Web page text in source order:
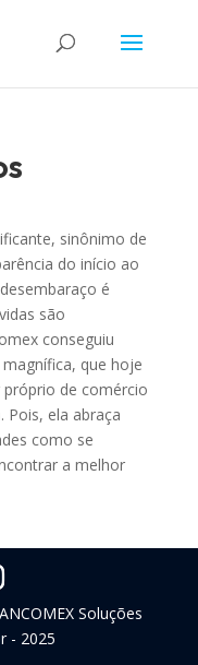
sinônimo de
do início ao
é
são
conseguiu
que hoje
de comércio
Pois, ela abraça
como se
a melhor
Soluções
- 2025